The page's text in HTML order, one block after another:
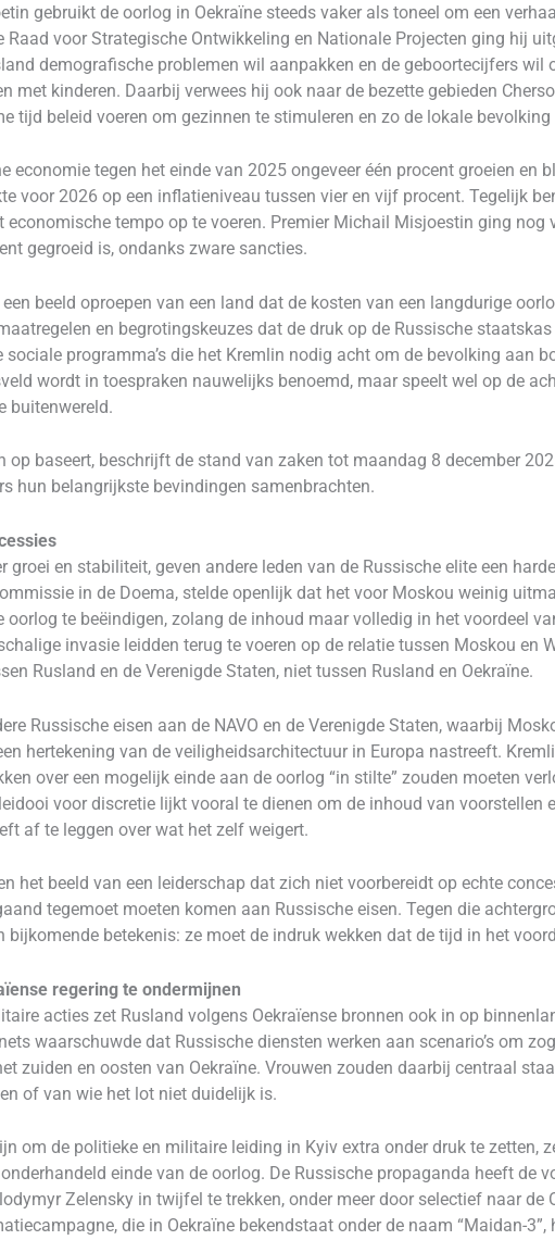
gebruikt de oorlog in Oekraïne steeds vaker als toneel om een
Raad voor Strategische Ontwikkeling en Nationale Projecten ging hij
demografische problemen wil aanpakken en de geboortecijfers wil
met kinderen. Daarbij verwees hij ook naar de bezette gebieden
tijd beleid voeren om gezinnen te stimuleren en zo de lokale
economie tegen het einde van 2025 ongeveer één procent groeien en
voor 2026 op een inflatieniveau tussen vier en vijf procent. Tegelijk
tempo op te voeren. Premier Michail Misjoestin ging nog
gegroeid is, ondanks zware sancties.
beeld oproepen van een land dat de kosten van een langdurige
en begrotingskeuzes dat de druk op de Russische
programma’s die het Kremlin nodig acht om de bevolking aan
wordt in toespraken nauwelijks benoemd, maar speelt wel op de
buitenwereld.
op baseert, beschrijft de stand van zaken tot maandag 8 december
hun belangrijkste bevindingen samenbrachten.
groei en stabiliteit, geven andere leden van de Russische elite een
in de Doema, stelde openlijk dat het voor Moskou weinig
oorlog te beëindigen, zolang de inhoud maar volledig in het voordeel
invasie leidden terug te voeren op de relatie tussen Moskou en
Rusland en de Verenigde Staten, niet tussen Rusland en Oekraïne.
Russische eisen aan de NAVO en de Verenigde Staten, waarbij
hertekening van de veiligheidsarchitectuur in Europa nastreeft.
over een mogelijk einde aan de oorlog “in stilte” zouden moeten
voor discretie lijkt vooral te dienen om de inhoud van voorstellen
af te leggen over wat het zelf weigert.
het beeld van een leiderschap dat zich niet voorbereidt op echte
tegemoet moeten komen aan Russische eisen. Tegen die
betekenis: ze moet de indruk wekken dat de tijd in het
regering te ondermijnen
acties zet Rusland volgens Oekraïense bronnen ook in op
waarschuwde dat Russische diensten werken aan scenario’s om
zuiden en oosten van Oekraïne. Vrouwen zouden daarbij centraal
of van wie het lot niet duidelijk is.
om de politieke en militaire leiding in Kyiv extra onder druk te zetten,
einde van de oorlog. De Russische propaganda heeft de
Zelensky in twijfel te trekken, onder meer door selectief naar de
die in Oekraïne bekendstaat onder de naam “Maidan-